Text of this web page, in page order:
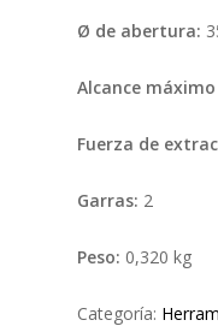
Ø de abertura:
Alcance
Fuerza de
Garras: 2
Peso: 0,320 kg
Categoría: